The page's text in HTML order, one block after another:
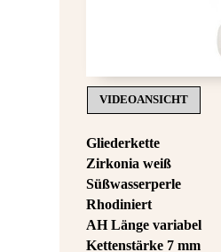
VIDEOANSICHT
Gliederkette
Zirkonia weiß
Süßwasserperle
Rhodiniert
AH Länge variabel
Kettenstärke 7 mm